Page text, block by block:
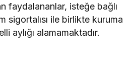
faydalananlar, isteğe bağlı
sigortalısı ile birlikte kuruma
aylığı alamamaktadır.